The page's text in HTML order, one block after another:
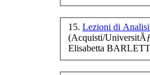
15. Lezioni di
(Acquisti/
Elisabetta